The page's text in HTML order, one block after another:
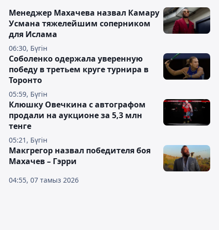
06:30, Бүгін
Менеджер Махачева назвал Камару
Усмана тяжелейшим соперником
для Ислама
05:59, Бүгін
Соболенко одержала уверенную
победу в третьем круге турнира в
Торонто
05:21, Бүгін
Клюшку Овечкина с автографом
продали на аукционе за 5,3 млн
тенге
04:55, 07 тамыз 2026
Макгрегор назвал победителя боя
Махачев – Гэрри